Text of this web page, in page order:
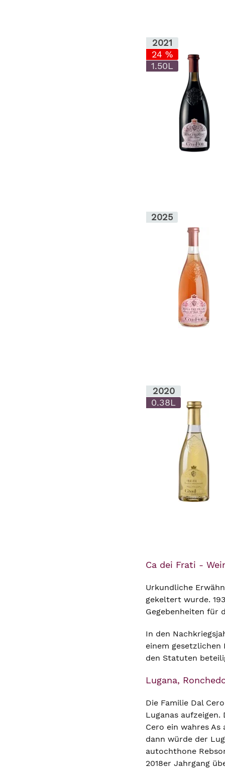
2021
24 %
1.50L
2025
2020
0.38L
Ca dei Frati -
Urkundliche
gekeltert wurde.
Gegebenheiten für
In den
einem gesetzlichen
den Statuten
Lugana,
Die Familie Dal
Luganas
Cero ein wahres As
dann würde der
autochthone
2018er Jahrgang